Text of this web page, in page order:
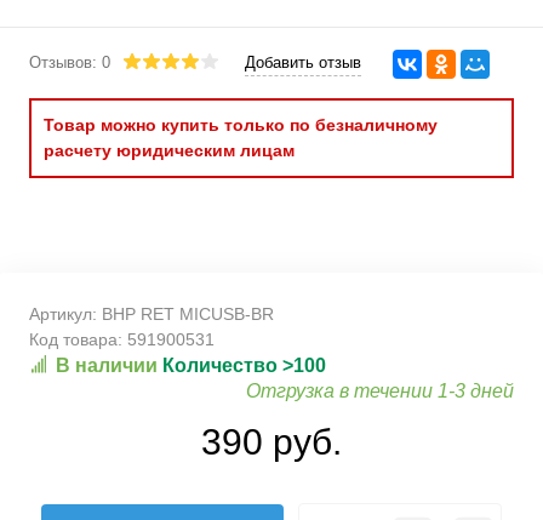
Отзывов: 0 Добавить отзыв
Товар можно купить только по безналичному
расчету юридическим лицам
Артикул: BHP RET MICUSB-BR
Код товара: 591900531
В наличии Количество >100
Отгрузка в течении 1-3 дней
390 руб.